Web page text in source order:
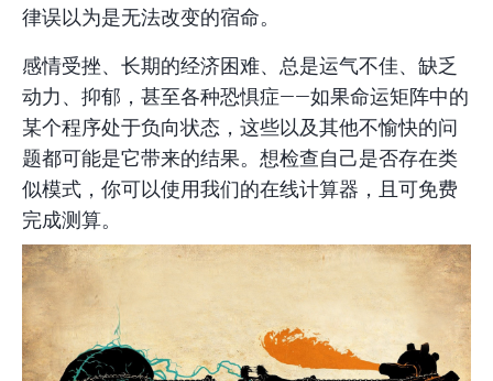
律误以为是无法改变的宿命。
感情受挫、长期的经济困难、总是运气不佳、缺乏
动力、抑郁，甚至各种恐惧症——如果命运矩阵中的
某个程序处于负向状态，这些以及其他不愉快的问
题都可能是它带来的结果。想检查自己是否存在类
似模式，你可以使用我们的在线计算器，且可免费
完成测算。